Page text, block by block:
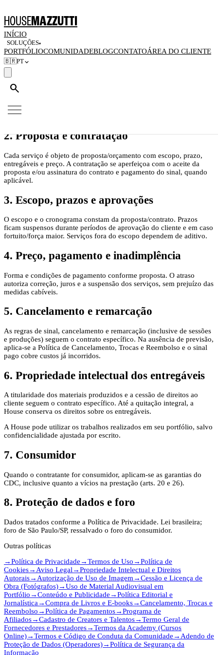
HOUSEMAZZUTTI
INÍCIO
SOLUÇÕES▾
PORTFÓLIOCOMUNIDADEBLOGCONTATOÁREA DO CLIENTE
🇧🇷PT
search
Termos de Prestação de Serviços
Última atualização:07 de junho de 2026
1. Objeto
Estes Termos regem a contratação dos serviços criativos e de
iniciada ou solicitada pelo site https://housemazzutti.com,
complementando o contrato específico de cada serviço.
2. Proposta e contratação
Cada serviço é objeto de proposta/orçamento com escopo, prazo,
entregáveis e preço. A contratação se aperfeiçoa com o aceite da
proposta e/ou assinatura do contrato e pagamento do sinal, quando
aplicável.
3. Escopo, prazos e aprovações
O escopo e o cronograma constam da proposta/contrato. Prazos
ficam suspensos durante períodos de aprovação do cliente e em caso
fortuito/força maior. Serviços fora do escopo dependem de aditivo.
4. Preço, pagamento e inadimplência
Forma e condições de pagamento conforme proposta. O atraso
autoriza correção, juros e a suspensão dos serviços, sem prejuízo das
medidas cabíveis.
5. Cancelamento e remarcação
As regras de sinal, cancelamento e remarcação (inclusive de sessões
e produções) seguem o contrato específico. Na ausência de previsão,
aplica-se a Política de Cancelamento, Trocas e Reembolso e o sinal
pago cobre custos já incorridos.
6. Propriedade intelectual dos entregáveis
A titularidade dos materiais produzidos e a cessão de direitos ao
cliente seguem o contrato específico. Até a quitação integral, a
House conserva os direitos sobre os entregáveis.
A House pode utilizar os trabalhos realizados em seu portfólio, salvo
confidencialidade ajustada por escrito.
7. Consumidor
Quando o contratante for consumidor, aplicam-se as garantias do
CDC, inclusive quanto a vícios na prestação (arts. 20 e 26).
8. Proteção de dados e foro
Dados tratados conforme a Política de Privacidade. Lei brasileira;
foro de São Paulo/SP, ressalvado o foro do consumidor.
Outras políticas
→Política de Privacidade →Termos de Uso →Política de
Cookies→ Aviso Legal →Propriedade Intelectual e Direitos
Autorais→ Autorização de Uso de Imagem →Cessão e Licença de
Obra (Fotógrafos)→Uso de Material Audiovisual em
Portfólio →Conteúdo e Publicidade →Política Editorial e
Jornalística →Compra de Livros e E-books→Cancelamento, Trocas e
Reembolso →Política de Pagamentos→Programa de
Afiliados→Cadastro de Creators e Talentos→Termo Geral de
Fornecedores e Prestadores→Termos da Academy (Cursos
Online)→Termos e Código de Conduta da Comunidade → Adendo de
Proteção de Dados (Operadores)→Política de Segurança da
Informação